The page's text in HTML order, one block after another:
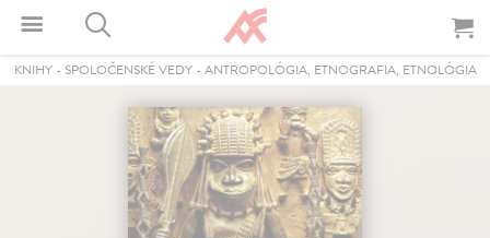
KNIHY- SPOLOČENSKÉ VEDY- ANTROPOLÓGIA, ETNOGRAFIA, ETNOLÓGIA